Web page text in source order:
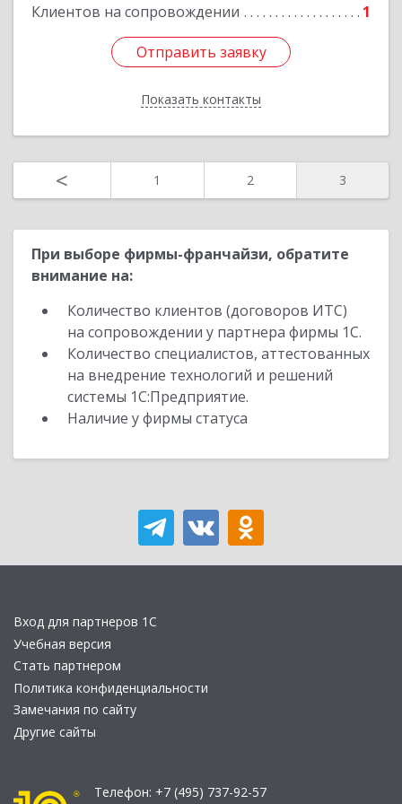
Клиентов на сопровождении 1
Отправить заявку
Показать контакты
Подробнее
Отправить заявку
Назад
< 1 2 3
При выборе фирмы-франчайзи, обратите
внимание на:
Количество клиентов (договоров ИТС)
на сопровождении у партнера фирмы 1С.
Количество специалистов, аттестованных
на внедрение технологий и решений
системы 1С:Предприятие.
Наличие у фирмы статуса
Вход для партнеров 1С
Учебная версия
Стать партнером
Политика конфиденциальности
Замечания по сайту
Другие сайты
Телефон: +7 (495) 737-92-57